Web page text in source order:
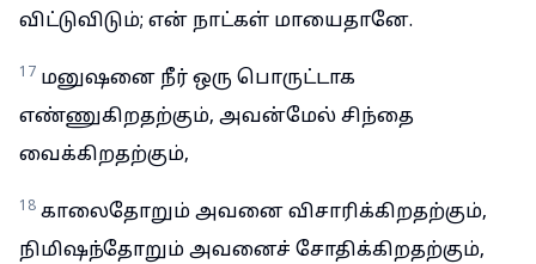
விட்டுவிடும்; என் நாட்கள் மாயைதானே.
17 மனுஷனை நீர் ஒரு பொருட்டாக
எண்ணுகிறதற்கும், அவன்மேல் சிந்தை
வைக்கிறதற்கும்,
18 காலைதோறும் அவனை விசாரிக்கிறதற்கும்,
நிமிஷந்தோறும் அவனைச் சோதிக்கிறதற்கும்,